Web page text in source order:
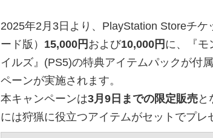
2025年2月3日より、PlayStation Storeチケ
ード版） 15,000円 および10,000円 に、『モ
イルズ』(PS5)の特典アイテムパックが付
ペーンが実施されます。
本キャンペーンは3月9日までの限定販売と
には狩猟に役立つアイテムがセットでプレ